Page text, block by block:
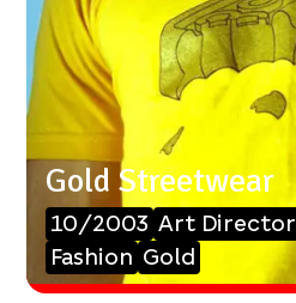
Gold Streetwear
10/2003 Art Director
Fashion Gold